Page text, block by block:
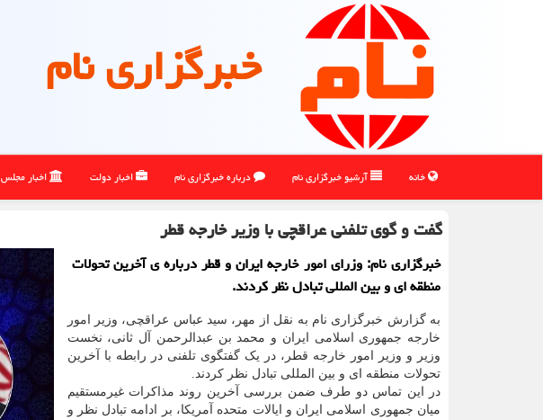
خبرگزاری نام
خانه آرشیو خبرگزاری نام درباره خبرگزاری نام اخبار دولت اخبار مجلس
گفت و گوی تلفنی عراقچی با وزیر خارجه قطر
خبرگزاری نام: وزرای امور خارجه ایران و قطر درباره ی آخرین تحولات
منطقه ای و بین المللی تبادل نظر کردند.
به گزارش خبرگزاری نام به نقل از مهر، سید عباس عراقچی، وزیر امور
خارجه جمهوری اسلامی ایران و محمد بن عبدالرحمن آل ثانی، نخست
وزیر و وزیر امور خارجه قطر، در یک گفتگوی تلفنی در رابطه با آخرین
تحولات منطقه ای و بین المللی تبادل نظر کردند.
در این تماس دو طرف ضمن بررسی آخرین روند مذاکرات غیرمستقیم
میان جمهوری اسلامی ایران و ایالات متحده آمریکا، بر ادامه تبادل نظر و